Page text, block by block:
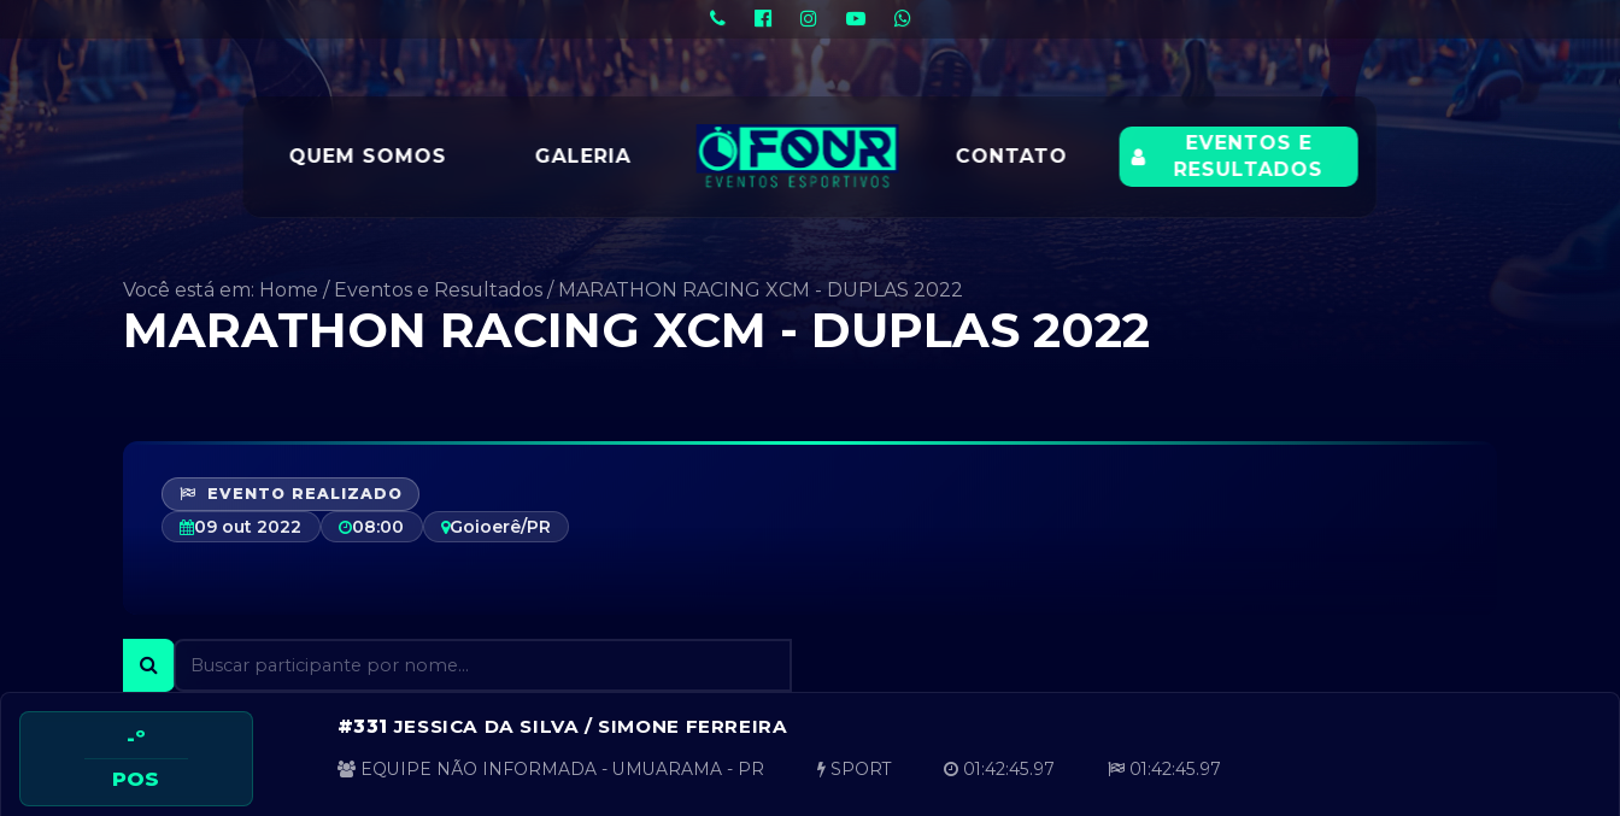
QUEM SOMOS GALERIA CONTATO
EVENTOS E
RESULTADOS
Você está em: Home / Eventos e Resultados / MARATHON RACING XCM - DUPLAS 2022
MARATHON RACING XCM - DUPLAS 2022
EVENTO REALIZADO
09 out 2022 08:00 Goioerê/PR
-º
POS
#331JESSICA DA SILVA / SIMONE FERREIRA
EQUIPE NÃO INFORMADA - UMUARAMA - PR SPORT 01:42:45.97 01:42:45.97